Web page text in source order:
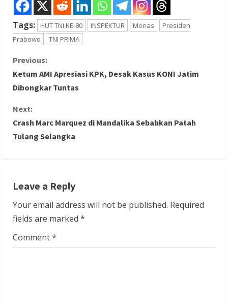
Tags: HUT TNI KE-80 INSPEKTUR Monas
Presiden
Prabowo
TNI PRIMA
C
o
n
t
u
e
R
Previous:
Ketum AMI Apresiasi KPK, Desak Kasus KONI Jatim
Dibongkar Tuntas
Next:
Crash Marc Marquez di Mandalika Sebabkan Patah
Tulang Selangka
Leave a Reply
Your email address will not be published. Required
fields are marked *
Comment*